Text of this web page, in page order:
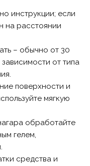
инструкции; если
на расстоянии
– обычно от 30
от типа
поверхности и
мягкую
обработайте
гелем,
средства и